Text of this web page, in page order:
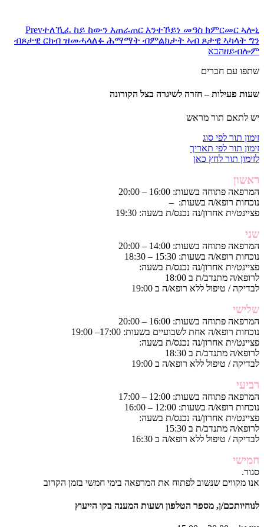
Prevተለኺፈ ከይ ከውን እጠራጠር እንተኾይነ መዓስ ክምርመር ኣሎኒ
ብጾታዊ ርክብ ዝመሓላለፉ ሕማማት ብምልክታት ኣብ ጾታዊ ኣካላት ግን
ዘይብሎምהבא
שתפו עם חברים
שעות פעילות – חזרה לשיגרה בצל הקורונה
יש לתאם תור מראש
זימון תור לפי סוג
זימון תור לפי תאריך
לזימון תור לחץ כאן
ראשון
המרפאה פתוחה בשעות: 16:00 – 20:00
נוכחות רופא/ה בשעות: –
פציינט/ית אחרון/נה נכנס/ת בשעה: 19:30
שני
המרפאה פתוחה בשעות: 14:00 – 20:00
נוכחות רופא/ה בשעות: 15:30 – 18:30
פציינט/ית אחרון/נה נכנס/ת בשעה:
לרופא/ה מתנדב/ת ב 18:00
לבדיקה / טיפול ללא רופא/ה ב 19:00
שלישי
המרפאה פתוחה בשעות: 16:00 – 20:00
נוכחות רופא/ה אחת לשבועיים בשעות: 17:00– 19:00
פציינט/ית אחרון/נה נכנס/ת בשעה:
לרופא/ה מתנדב/ת ב 18:30
לבדיקה / טיפול ללא רופא/ה ב 19:00
רביעי
המרפאה פתוחה בשעות: 12:00 – 17:00
נוכחות רופא/ה בשעות: 12:00 – 16:00
פציינט/ית אחרון/נה נכנס/ת בשעה:
לרופא/ה מתנדב/ת ב 15:30
לבדיקה / טיפול ללא רופא/ה ב 16:30
חמישי
סגור.
אנו מקווים שנשוב לפתוח את המרפאה בימי חמשי בזמן הקרוב
לנוחיותכם/ן, מספר הטלפון ושעות המענה בקו הייעוץ